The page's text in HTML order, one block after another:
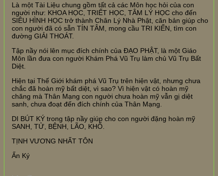
Là một Tài Liệu chung gồm tất cả các Môn học hỏi của con
người như: KHOA HỌC, TRIẾT HỌC, TÂM LÝ HỌC cho đến
SIÊU HÌNH HỌC trở thành Chân Lý Nhà Phật, căn bản giúp cho
con người đã có sẵn TÍN TÂM, mong cầu TRI KIẾN, tìm con
đường GIẢI THOÁT.
Tập nầy nói lên mục đích chính của ĐẠO PHẬT, là một Giáo
Môn lần đưa con người Khám Phá Vũ Trụ làm chủ Vũ Trụ Bất
Diệt.
Hiện tại Thế Giới khám phá Vũ Trụ trên hiện vật, nhưng chưa
chắc đã hoàn mỹ bất diệt, vì sao? Vì hiện vật có hoàn mỹ
chăng mà Thân Mạng con người chưa hoàn mỹ vẫn gị diệt
sanh, chưa đoạt đến đích chính của Thân Mạng.
DI BÚT KÝ trong tập nầy giúp cho con người đặng hoàn mỹ
SANH, TỬ, BỆNH, LÃO, KHỔ.
TỊNH VƯƠNG NHẤT TÔN
Ấn Ký